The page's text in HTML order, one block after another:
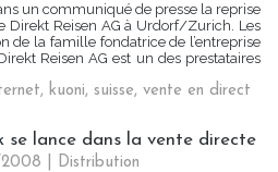
un communiqué de presse la reprise
Direkt Reisen AG à Urdorf/Zurich. Les
de la famille fondatrice de l’entreprise
Reisen AG est un des prestataires
, kuoni, suisse, vente en direct
se lance dans la vente directe
2008
Distribution